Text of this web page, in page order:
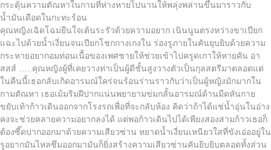
กระตุ้นความตัณหาในกามที่ห่างหายไปนานให้พลุ่งพล่านขึ้นมาราวกับ
น้ำมันเดือดในกะทะร้อน
คุณหญิงเฉิดโฉมยืนใจเต้นระรัวด้วยความอยาก เนินนูนตรงหว่างขาเปียก
แฉะไปด้วยน้ำเงี่ยนจนเปียกโชกกางเกงใน ร่องรูภายในคันยุบยิบด้วยความ
กระหายอยากอมท่อนเนื้อของเพศชายให้ช่วยเข้าไปครูดเกาให้หายคัน อา
สสส์ …..คุณหญิงผู้ที่เคยวางท่าเป็นผู้ดีชั้นสูงวางตัวเป็นกุลสตรีมาตลอดแต่
ในคืนนี้เธอกลับเกิดอารมณ์ใคร่จนร้อนร่านราวกับว่าเป็นผู้หญิงมักมากใน
กามตัณหา เธอเม้มริมฝีปากแน่นพยายามข่มกลั้นอารมณ์ด้านมืดหันกาย
ขยับเท้าก้าวเดินออกจากโรงรถเพื่อที่จะกลับห้อง คิดว่าถ้าได้แช่น้ำอุ่นในอ่าง
คงจะช่วยคลายความอยากลงได้ แต่พอก้าวเดินไปได้เพียงสองสามก้าวเธอก็
ต้องซี๊ดปากออกมาด้วยความเสียวซ่าน หยาดน้ำเงี่ยนเหนียวใสที่ขังเอ่ออยู่ใน
รูอยากมันไหลซึมออกมามันก็ยิ่งสร้างความเสียวซ่านคันยิบยิบตลอดทั้งส่วน